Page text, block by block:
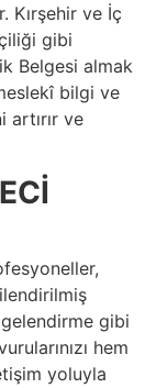
Kırşehir ve İç
gibi
Belgesi almak
bilgi ve
artırır ve
gibi
hem
yoluyla